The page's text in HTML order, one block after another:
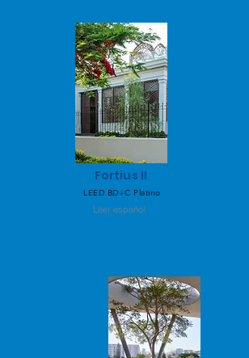
Fortius II
Leer español
LEED BD+C Platino